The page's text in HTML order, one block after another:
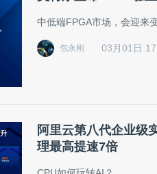
中低端FPGA市场，会迎来
包永刚 03月01日
阿里云第八代企业级
理最高提速7倍